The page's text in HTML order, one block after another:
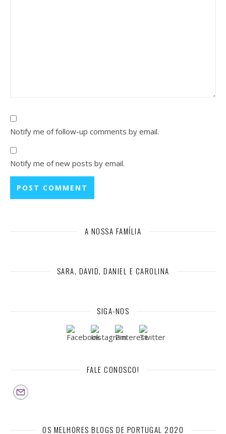
Notify me of follow-up comments by email.
Notify me of new posts by email.
A NOSSA FAMÍLIA
SARA, DAVID, DANIEL E CAROLINA
SIGA-NOS
FALE CONOSCO!
OS MELHORES BLOGS DE PORTUGAL 2020